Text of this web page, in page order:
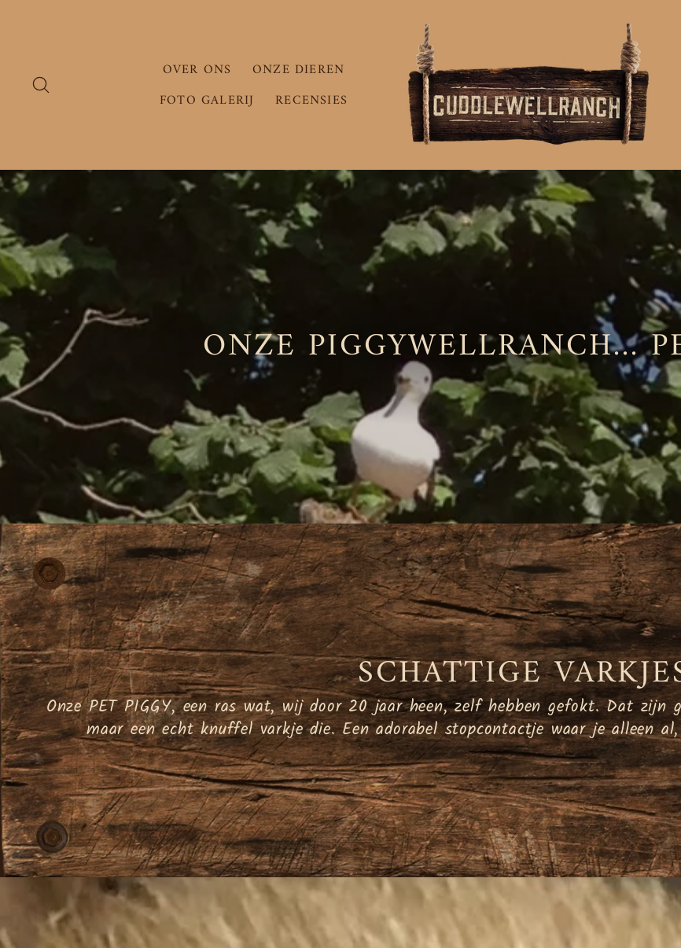
OVER ONS
ONZE DIEREN
FOTO GALERIJ
RECENSIES
ONZE PIGGYWELLRANCH...
SCHATTIGE
Onze PET PIGGY, een ras wat, wij door 20 jaar heen, zelf hebben gefokt. Dat zijn
maar een echt knuffel varkje die. Een adorabel stopcontactje waar je alleen